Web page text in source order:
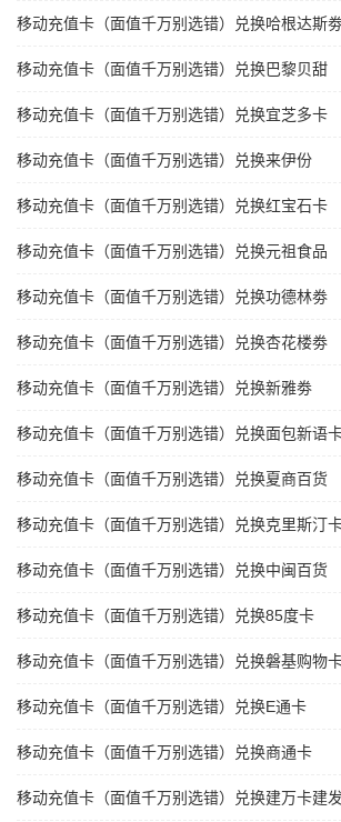
移动充值卡（面值千万别选错）兑换哈根达斯
移动充值卡（面值千万别选错）兑换巴黎贝甜
移动充值卡（面值千万别选错）兑换宜芝多卡
移动充值卡（面值千万别选错）兑换来伊份
移动充值卡（面值千万别选错）兑换红宝石卡
移动充值卡（面值千万别选错）兑换元祖食品
移动充值卡（面值千万别选错）兑换功德林劵
移动充值卡（面值千万别选错）兑换杏花楼劵
移动充值卡（面值千万别选错）兑换新雅劵
移动充值卡（面值千万别选错）兑换面包新语
移动充值卡（面值千万别选错）兑换夏商百货
移动充值卡（面值千万别选错）兑换克里斯汀
移动充值卡（面值千万别选错）兑换中闽百货
移动充值卡（面值千万别选错）兑换85度卡
移动充值卡（面值千万别选错）兑换磐基购物
移动充值卡（面值千万别选错）兑换E通卡
移动充值卡（面值千万别选错）兑换商通卡
移动充值卡（面值千万别选错）兑换建万卡建